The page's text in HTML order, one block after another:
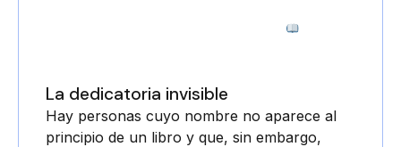
La dedicatoria invisible
Hay personas cuyo nombre no aparece al
principio de un libro y que, sin embargo,